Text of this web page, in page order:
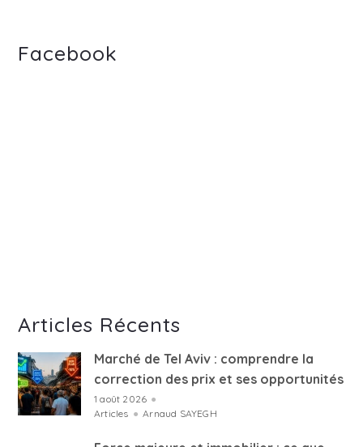
Facebook
Articles Récents
Marché de Tel Aviv : comprendre la
correction des prix et ses opportunités
1 août 2026 ●
Articles ● Arnaud SAYEGH